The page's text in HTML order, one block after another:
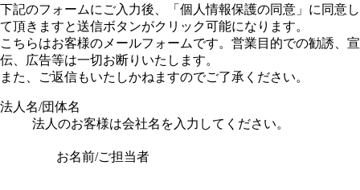
下記のフォームにご入力後、「個人情報保護の同意」に同意し
て頂きますと送信ボタンがクリック可能になります。
こちらはお客様のメールフォームです。営業目的での勧誘、宣
伝、広告等は一切お断りいたします。
また、ご返信もいたしかねますのでご了承ください。
法人名/団体名
法人のお客様は会社名を入力してください。
お名前/ご担当者